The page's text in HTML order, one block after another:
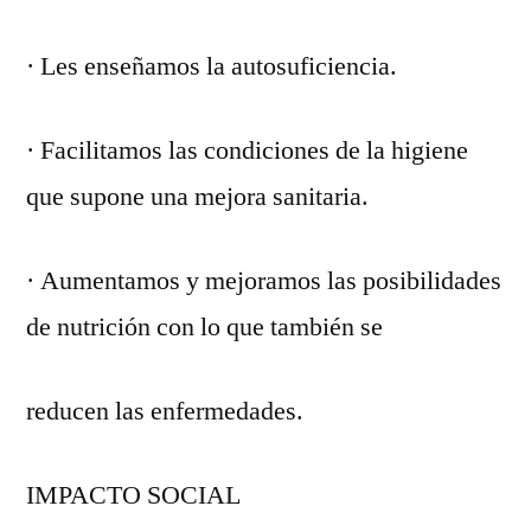
· Les enseñamos la autosuficiencia.
· Facilitamos las condiciones de la higiene
que supone una mejora sanitaria.
· Aumentamos y mejoramos las posibilidades
de nutrición con lo que también se
reducen las enfermedades.
IMPACTO SOCIAL